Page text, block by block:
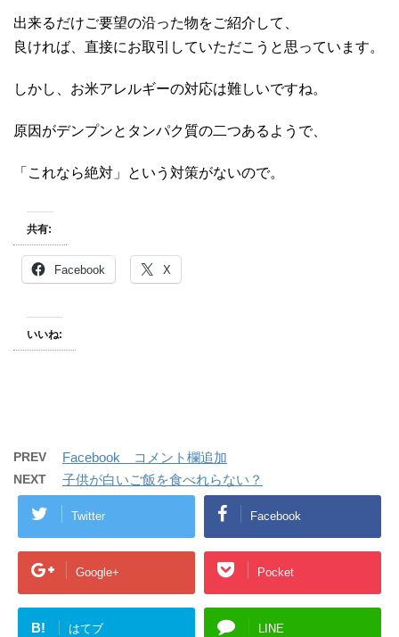
出来るだけご要望の沿った物をご紹介して、
良ければ、直接にお取引していただこうと思っています。
しかし、お米アレルギーの対応は難しいですね。
原因がデンプンとタンパク質の二つあるようで、
「これなら絶対」という対策がないので。
共有:
Facebook X
いいね:
PREV Facebook コメント欄追加
NEXT 子供が白いご飯を食べれらない？
Twitter Facebook
Google+ Pocket
B! はてブ LINE